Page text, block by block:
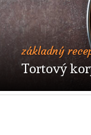
základný
Tortový